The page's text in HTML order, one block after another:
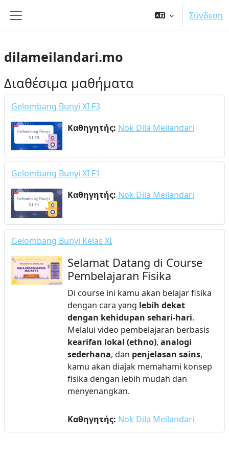
Πλευρικός πίνακας
Σύνδεση
dilameilandari.mo
Διαθέσιμα μαθήματα
Gelombang Bunyi XI F3
Καθηγητής: Nok Dila Meilandari
Gelombang Bunyi XI F1
Καθηγητής: Nok Dila Meilandari
Gelombang Bunyi Kelas XI
Selamat Datang di Course
Pembelajaran Fisika
Di course ini kamu akan belajar fisika
dengan cara yang lebih dekat
dengan kehidupan sehari-hari.
Melalui video pembelajaran berbasis
kearifan lokal (ethno), analogi
sederhana, dan penjelasan sains,
kamu akan diajak memahami konsep
fisika dengan lebih mudah dan
menyenangkan.
Καθηγητής: Nok Dila Meilandari